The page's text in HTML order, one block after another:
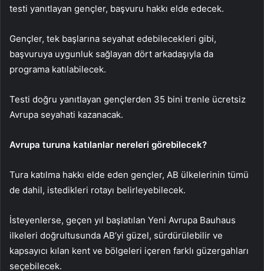
testi yanıtlayan gençler, başvuru hakkı elde edecek.
Gençler, tek başlarına seyahat edebilecekleri gibi,
başvuruya uygunluk sağlayan dört arkadaşıyla da
programa katılabilecek.
Testi doğru yanıtlayan gençlerden 35 bini trenle ücretsiz
Avrupa seyahati kazanacak.
Avrupa turuna katılanlar nereleri görebilecek?
Tura katılma hakkı elde eden gençler, AB ülkelerinin tümü
de dahil, istedikleri rotayı belirleyebilecek.
İsteyenlerse, geçen yıl başlatılan Yeni Avrupa Bauhaus
ilkeleri doğrultusunda AB’yi güzel, sürdürülebilir ve
kapsayıcı kılan kent ve bölgeleri içeren farklı güzergahları
seçebilecek.